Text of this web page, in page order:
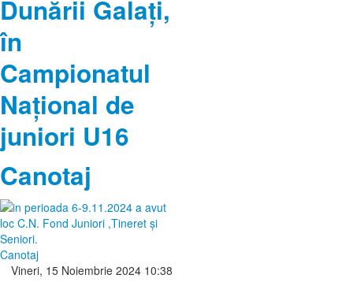
Dunării Galați,
în
Campionatul
Național de
juniori U16
Canotaj
Canotaj
Vineri, 15 Noiembrie 2024 10:38